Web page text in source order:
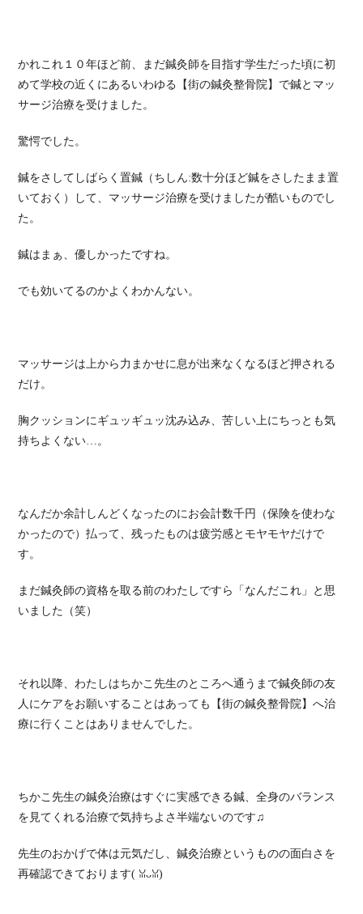
かれこれ１０年ほど前、まだ鍼灸師を目指す学生だった頃に初
めて学校の近くにあるいわゆる【街の鍼灸整骨院】で鍼とマッ
サージ治療を受けました。
驚愕でした。
鍼をさしてしばらく置鍼（ちしん:数十分ほど鍼をさしたまま置
いておく）して、マッサージ治療を受けましたが酷いものでし
た。
鍼はまぁ、優しかったですね。
でも効いてるのかよくわかんない。
マッサージは上から力まかせに息が出来なくなるほど押される
だけ。
胸クッションにギュッギュッ沈み込み、苦しい上にちっとも気
持ちよくない…。
なんだか余計しんどくなったのにお会計数千円（保険を使わな
かったので）払って、残ったものは疲労感とモヤモヤだけで
す。
まだ鍼灸師の資格を取る前のわたしですら「なんだこれ」と思
いました（笑）
それ以降、わたしはちかこ先生のところへ通うまで鍼灸師の友
人にケアをお願いすることはあっても【街の鍼灸整骨院】へ治
療に行くことはありませんでした。
ちかこ先生の鍼灸治療はすぐに実感できる鍼、全身のバランス
を見てくれる治療で気持ちよさ半端ないのです♫
先生のおかげで体は元気だし、鍼灸治療というものの面白さを
再確認できております( ꈍᴗꈍ)